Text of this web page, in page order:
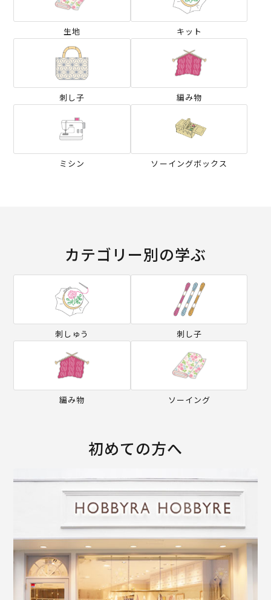
生地 キット
刺し子 編み物
ミシン ソーイングボックス
カテゴリー別の学ぶ
刺しゅう 刺し子
編み物 ソーイング
初めての方へ